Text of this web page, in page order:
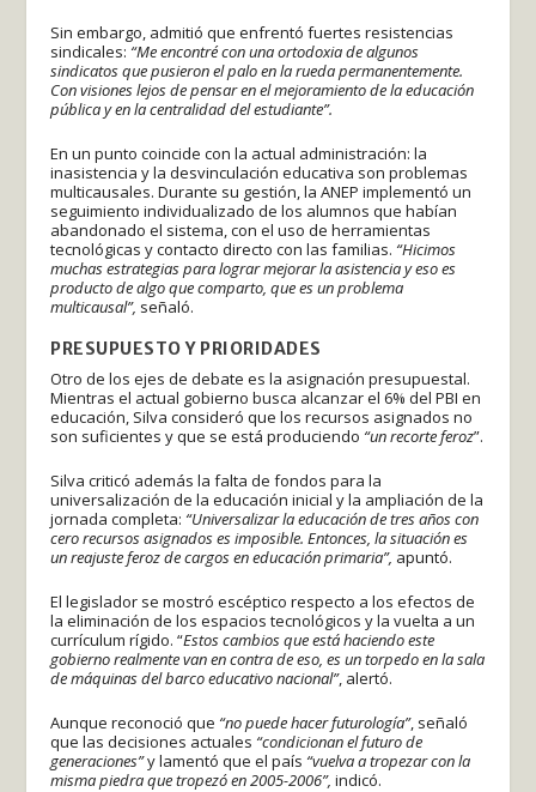
Sin embargo, admitió que enfrentó fuertes resistencias
sindicales: “Me encontré con una ortodoxia de algunos
sindicatos que pusieron el palo en la rueda permanentemente.
Con visiones lejos de pensar en el mejoramiento de la educación
pública y en la centralidad del estudiante”.
En un punto coincide con la actual administración: la
inasistencia y la desvinculación educativa son problemas
multicausales. Durante su gestión, la ANEP implementó un
seguimiento individualizado de los alumnos que habían
abandonado el sistema, con el uso de herramientas
tecnológicas y contacto directo con las familias. “Hicimos
muchas estrategias para lograr mejorar la asistencia y eso es
producto de algo que comparto, que es un problema
multicausal”, señaló.
PRESUPUESTO Y PRIORIDADES
Otro de los ejes de debate es la asignación presupuestal.
Mientras el actual gobierno busca alcanzar el 6% del PBI en
educación, Silva consideró que los recursos asignados no
son suficientes y que se está produciendo “un recorte feroz”.
Silva criticó además la falta de fondos para la
universalización de la educación inicial y la ampliación de la
jornada completa: “Universalizar la educación de tres años con
cero recursos asignados es imposible. Entonces, la situación es
un reajuste feroz de cargos en educación primaria”, apuntó.
El legislador se mostró escéptico respecto a los efectos de
la eliminación de los espacios tecnológicos y la vuelta a un
currículum rígido. “Estos cambios que está haciendo este
gobierno realmente van en contra de eso, es un torpedo en la sala
de máquinas del barco educativo nacional”, alertó.
Aunque reconoció que “no puede hacer futurología”, señaló
que las decisiones actuales “condicionan el futuro de
generaciones”y lamentó que el país “vuelva a tropezar con la
misma piedra que tropezó en 2005-2006”,indicó.